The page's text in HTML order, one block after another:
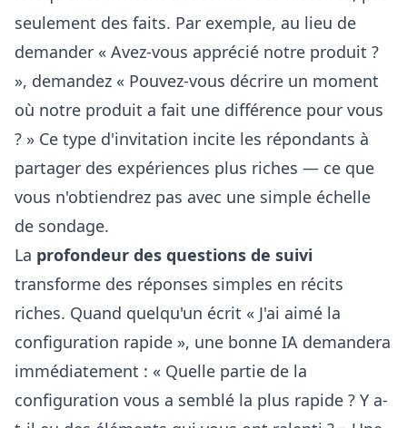
seulement des faits. Par exemple, au lieu de
demander « Avez-vous apprécié notre produit ?
», demandez « Pouvez-vous décrire un moment
où notre produit a fait une différence pour vous
? » Ce type d'invitation incite les répondants à
partager des expériences plus riches — ce que
vous n'obtiendrez pas avec une simple échelle
de sondage.
La profondeur des questions de suivi
transforme des réponses simples en récits
riches. Quand quelqu'un écrit « J'ai aimé la
configuration rapide », une bonne IA demandera
immédiatement : « Quelle partie de la
configuration vous a semblé la plus rapide ? Y a-